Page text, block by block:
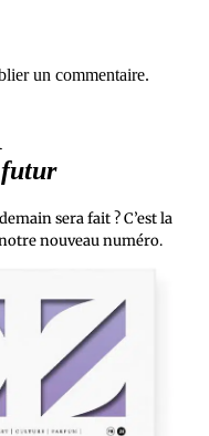
un commentaire.
futur
sera fait ? C’est la
nouveau numéro.